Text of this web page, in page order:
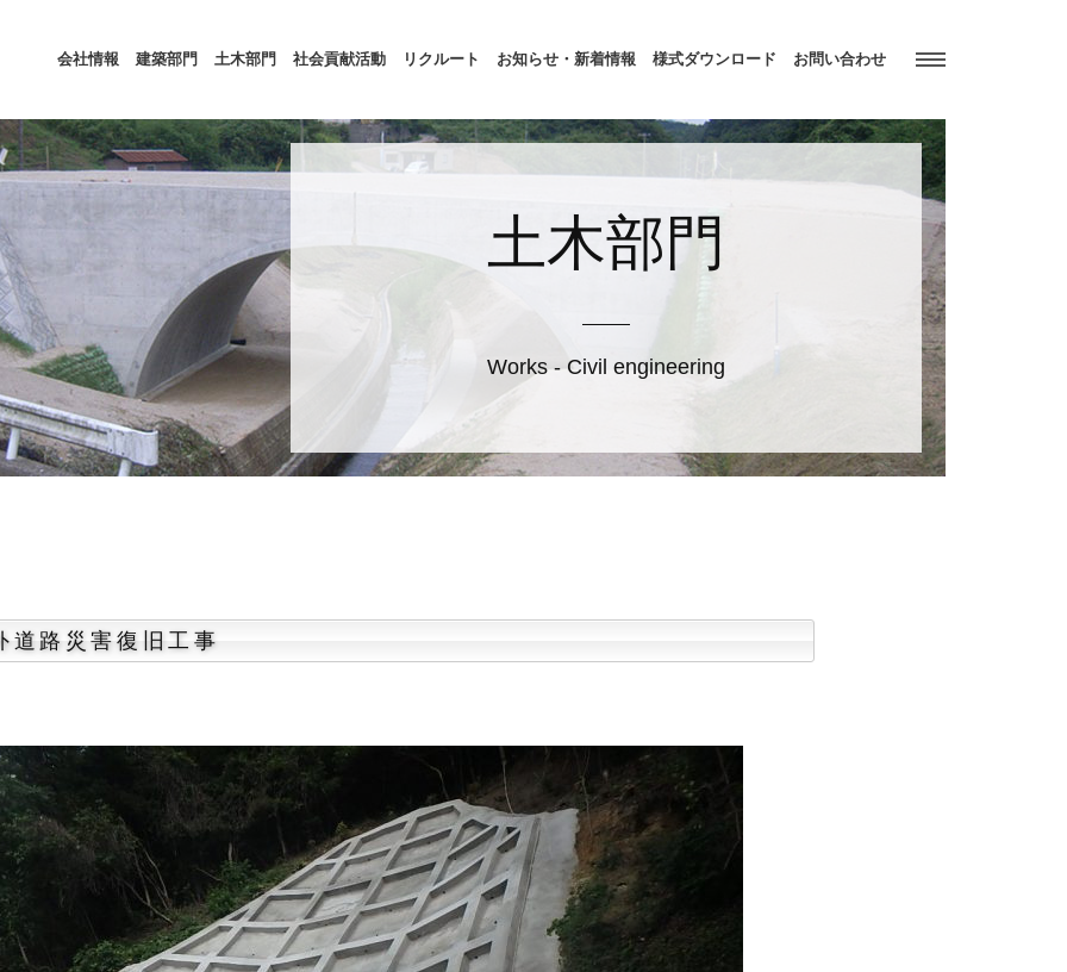
会社情報 建築部門 土木部門 社会貢献活動 リクルート お知らせ・新着情報 様式ダウンロード お問い合わせ
土木部門
Works - Civil engineering
道路災害復旧工事